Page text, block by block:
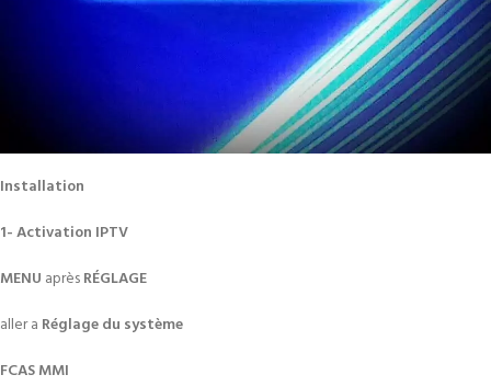
Installation
1- Activation IPTV
MENU aprèsRÉGLAGE
aller a Réglage du système
FCAS MMI